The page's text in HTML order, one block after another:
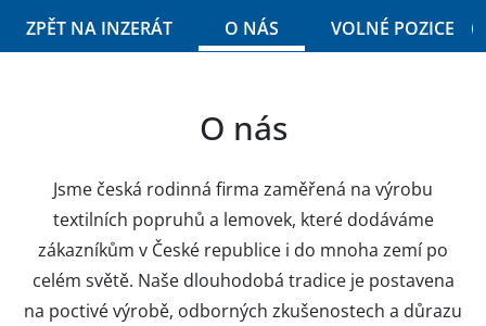
ZPĚT NA INZERÁT O NÁS VOLNÉ POZICE
O nás
Jsme česká rodinná firma zaměřená na výrobu
textilních popruhů a lemovek, které dodáváme
zákazníkům v České republice i do mnoha zemí po
celém světě. Naše dlouhodobá tradice je postavena
na poctivé výrobě, odborných zkušenostech a důrazu